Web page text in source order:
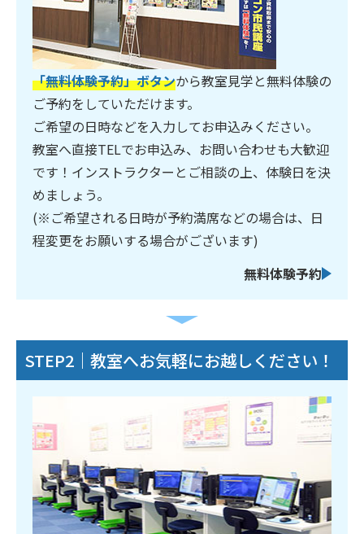
「無料体験予約」ボタンから教室見学と無料体験の
ご予約をしていただけます。
ご希望の日時などを入力してお申込みください。
教室へ直接TELでお申込み、お問い合わせも大歓迎
です！インストラクターとご相談の上、体験日を決
めましょう。
(※ご希望される日時が予約満席などの場合は、日
程変更をお願いする場合がございます)
無料体験予約
STEP2｜教室へお気軽にお越しください！